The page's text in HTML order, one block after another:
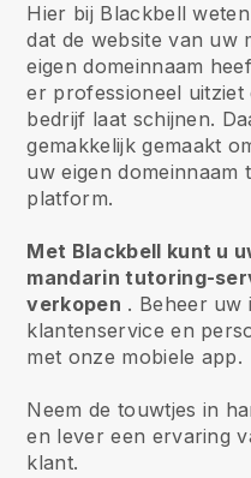
Hier bij Blackbell
dat de website van uw
eigen domeinnaam
er professioneel uitziet
bedrijf laat schijnen.
gemakkelijk gemaakt
uw eigen
platform.
Met Blackbell kunt u
mandarin tutoring-
verkopen . Beheer uw
klantenservice en
met onze mobiele app.
Neem de touwtjes in
en lever een ervaring
klant.